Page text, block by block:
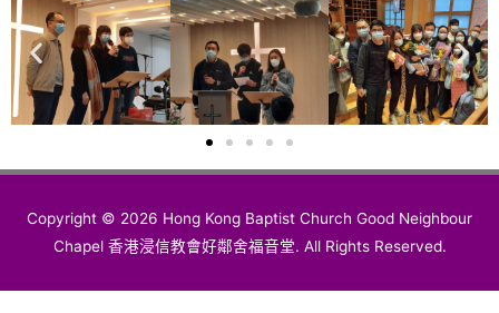
上
一
張
下
一
張
Copyright © 2026 Hong Kong Baptist Church Good Neighbour
Chapel 香港浸信教會好鄰舍福音堂. All Rights Reserved.